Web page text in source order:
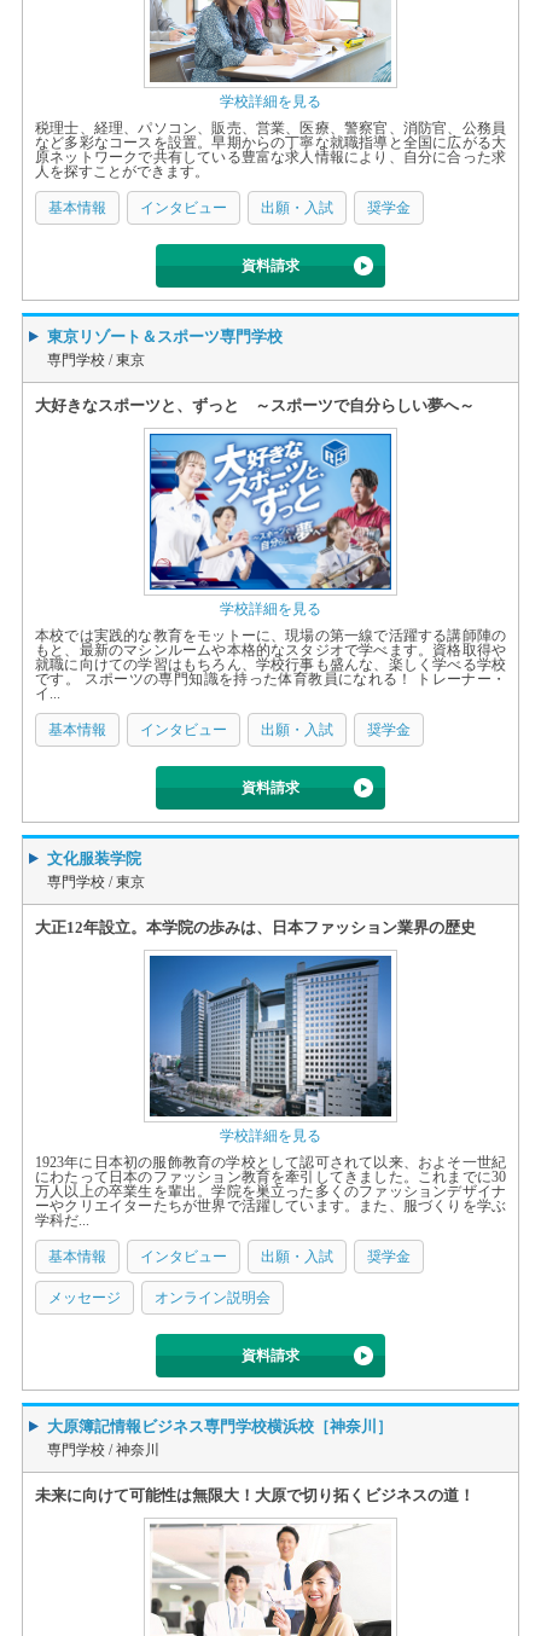
学校詳細を見る
税理士、経理、パソコン、販売、営業、医療、警察官、消防官、公務員
など多彩なコースを設置。早期からの丁寧な就職指導と全国に広がる大
原ネットワークで共有している豊富な求人情報により、自分に合った求
人を探すことができます。
基本情報 インタビュー 出願・入試 奨学金
資料請求
東京リゾート＆スポーツ専門学校
専門学校 /東京
大好きなスポーツと、ずっと ～スポーツで自分らしい夢へ～
学校詳細を見る
本校では実践的な教育をモットーに、現場の第一線で活躍する講師陣の
もと、最新のマシンルームや本格的なスタジオで学べます。資格取得や
就職に向けての学習はもちろん、学校行事も盛んな、楽しく学べる学校
です。 スポーツの専門知識を持った体育教員になれる！ トレーナー・
イ...
基本情報 インタビュー 出願・入試 奨学金
資料請求
文化服装学院
専門学校 /東京
大正12年設立。本学院の歩みは、日本ファッション業界の歴史
学校詳細を見る
1923年に日本初の服飾教育の学校として認可されて以来、およそ一世紀
にわたって日本のファッション教育を牽引してきました。これまでに30
万人以上の卒業生を輩出。学院を巣立った多くのファッションデザイナ
ーやクリエイターたちが世界で活躍しています。また、服づくりを学ぶ
学科だ...
基本情報 インタビュー 出願・入試 奨学金
メッセージ オンライン説明会
資料請求
大原簿記情報ビジネス専門学校横浜校［神奈川］
専門学校 /神奈川
未来に向けて可能性は無限大！大原で切り拓くビジネスの道！